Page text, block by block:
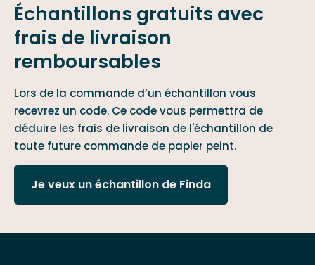
Échantillons gratuits avec
frais de livraison
remboursables
Lors de la commande d’un échantillon vous
recevrez un code. Ce code vous permettra de
déduire les frais de livraison de l'échantillon de
toute future commande de papier peint.
Je veux un échantillon de Finda